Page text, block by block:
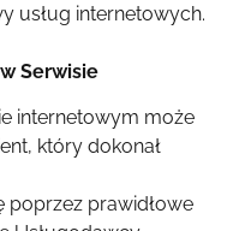
usług internetowych.
Serwisie
internetowym może
który dokonał
poprzez prawidłowe